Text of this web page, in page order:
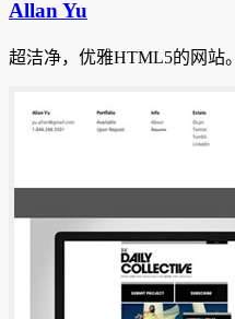
Allan Yu
超洁净，优雅HTML5的网站。